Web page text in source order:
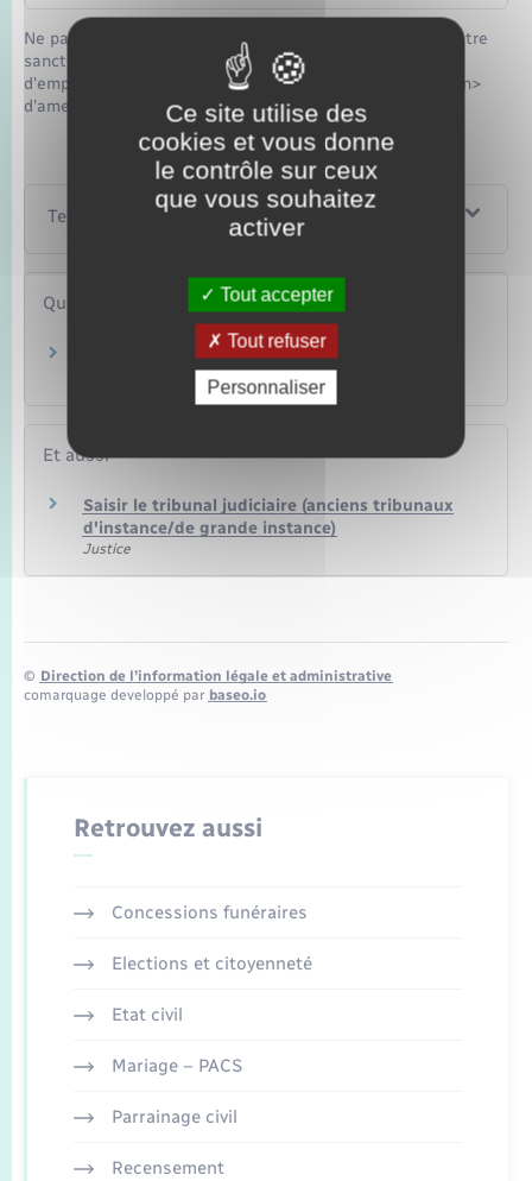
Ne pas respecter les dernières volontés du défunt peut être
sanctionné d'une peine pouvant aller jusqu'à 6 mois
d'emprisonnement et<span class="valeur"> 7 500 €</span>
d'amende.
Textes de référence
Questions ? Réponses !
Comment transmettre une sépulture
Et aussi
Saisir le tribunal judiciaire (anciens tribunaux
d'instance/de grande instance)
Justice
© Direction de l’information légale et administrative
comarquage developpé par baseo.io
Retrouvez aussi
Concessions funéraires
Elections et citoyenneté
Etat civil
Mariage – PACS
Parrainage civil
Recensement
Ce site utilise des
cookies et vous donne
le contrôle sur ceux
que vous souhaitez
activer
Tout accepter
Tout refuser
Personnaliser